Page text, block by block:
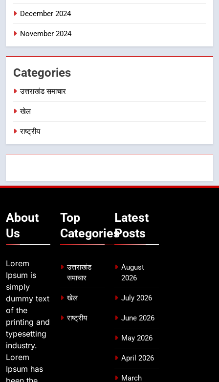
December 2024
November 2024
Categories
उत्तराखंड समाचार
खेल
राष्ट्रीय
About
Us
Lorem
Ipsum is
simply
dummy text
of the
printing and
typesetting
industry.
Lorem
Ipsum has
Top
Categories
उत्तराखंड
समाचार
खेल
राष्ट्रीय
Latest
Posts
August
2026
July 2026
June 2026
May 2026
April 2026
March